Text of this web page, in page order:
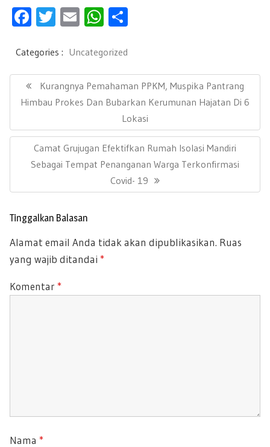
F
e
b
oo
k
T
tt
er
E
ail
W
at
s
A
p
p
e
Categories : Uncategorized
a
P
R
V
I
O
P
S
T
Kurangnya Pemahaman PPKM, Muspika Pantrang
Himbau Prokes Dan Bubarkan Kerumunan Hajatan Di 6
Lokasi
N
E
T
P
S
T
Camat Grujugan Efektifkan Rumah Isolasi Mandiri
Sebagai Tempat Penanganan Warga Terkonfirmasi
Covid- 19
Tinggalkan Balasan
Alamat email Anda tidak akan dipublikasikan. Ruas
yang wajib ditandai *
Komentar *
Nama *